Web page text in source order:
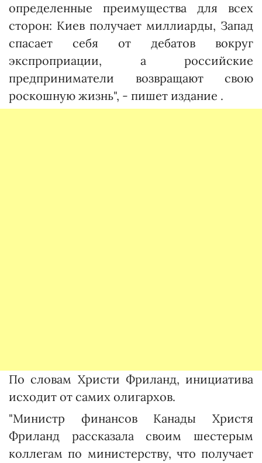
определенные преимущества для всех
сторон: Киев получает миллиарды, Запад
спасает себя от дебатов вокруг
экспроприации, а российские
предприниматели возвращают свою
роскошную жизнь", - пишет издание .
По словам Христи Фриланд, инициатива
исходит от самих олигархов.
"Министр финансов Канады Христя
Фриланд рассказала своим шестерым
коллегам по министерству, что получает